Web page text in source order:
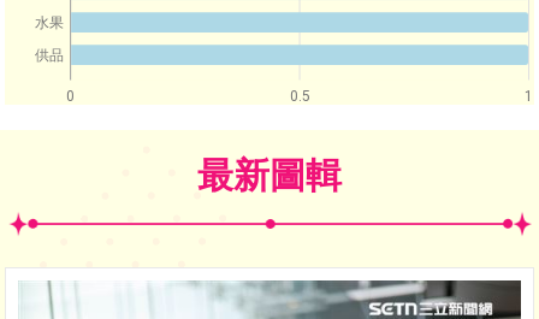
0 0.5 1
水果
供品
最新圖輯